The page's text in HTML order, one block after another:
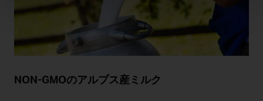
NON-GMOのアルプス産ミルク